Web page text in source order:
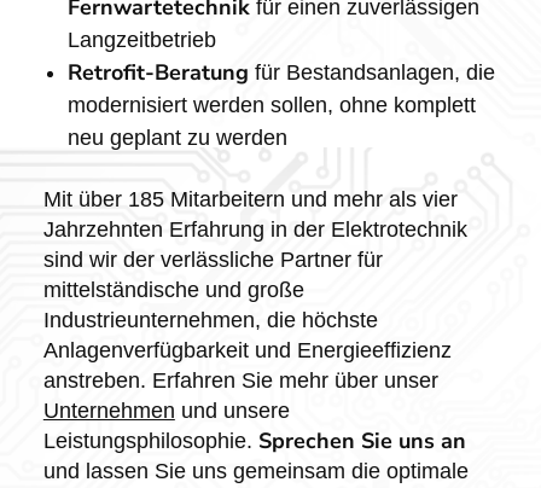
Fernwartetechnikfür einen zuverlässigen
Langzeitbetrieb
Retrofit-Beratung für Bestandsanlagen, die
modernisiert werden sollen, ohne komplett
neu geplant zu werden
Mit über 185 Mitarbeitern und mehr als vier
Jahrzehnten Erfahrung in der Elektrotechnik
sind wir der verlässliche Partner für
mittelständische und große
Industrieunternehmen, die höchste
Anlagenverfügbarkeit und Energieeffizienz
anstreben. Erfahren Sie mehr über unser
Unternehmen und unsere
Leistungsphilosophie. Sprechen Sie uns an
und lassen Sie uns gemeinsam die optimale